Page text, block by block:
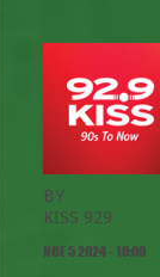
BY
KISS 929
ΝΟΕ 5 2024 - 10:00